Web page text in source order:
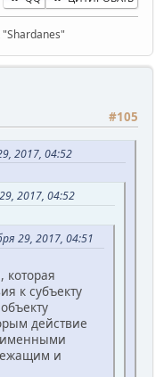
#105
2017, 04:52
2017, 04:52
29, 2017, 04:51
которая
к субъекту
действие
именными
и